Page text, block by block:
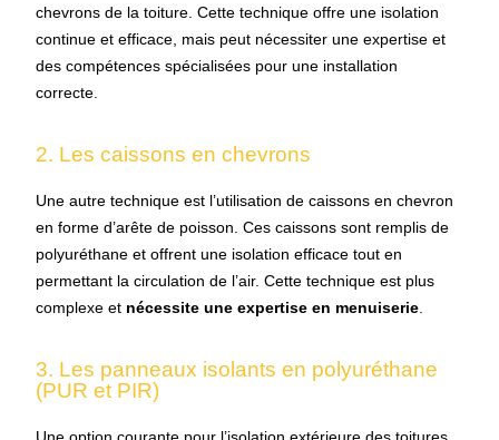
chevrons de la toiture. Cette technique offre une isolation
continue et efficace, mais peut nécessiter une expertise et
des compétences spécialisées pour une installation
correcte.
2. Les caissons en chevrons
Une autre technique est l’utilisation de caissons en chevron
en forme d’arête de poisson. Ces caissons sont remplis de
polyuréthane et offrent une isolation efficace tout en
permettant la circulation de l’air. Cette technique est plus
complexe et nécessite une expertise en menuiserie
3. Les panneaux isolants en polyuréthane
(PUR et PIR)